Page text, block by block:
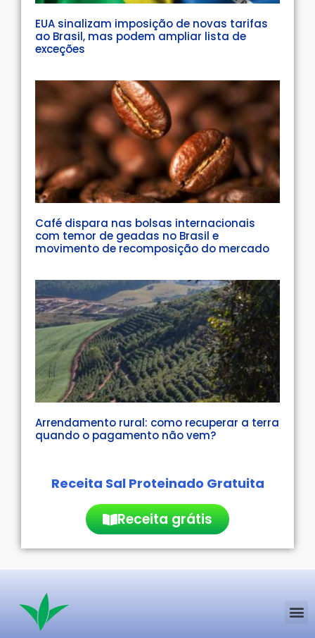
EUA sinalizam imposição de novas tarifas
ao Brasil, mas podem ampliar lista de
exceções
Café dispara nas bolsas internacionais
com temor de geadas no Brasil e
movimento de recomposição do mercado
Arrendamento rural: como recuperar a terra
quando o pagamento não vem?
Receita Sal Proteinado Gratuita
Receita grátis